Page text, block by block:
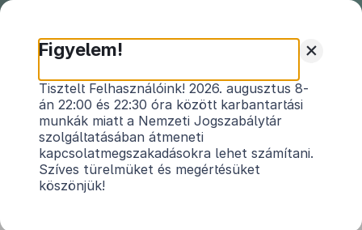
Porrogszentkirály Község
Önkormányzata Képviselő-
testületének 11/2025. (X. 14.)
önkormányzati rendeletének
indokolása
+
Figyelem!
Tisztelt Felhasználóink! 2026. augusztus 8-
án 22:00 és 22:30 óra között karbantartási
munkák miatt a Nemzeti Jogszabálytár
szolgáltatásában átmeneti
kapcsolatmegszakadásokra lehet számítani.
Szíves türelmüket és megértésüket
köszönjük!